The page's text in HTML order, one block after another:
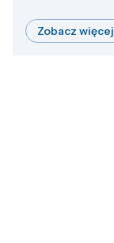
Zobacz więcej